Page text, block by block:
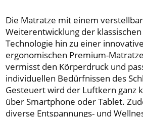
Die Matratze mit einem
Weiterentwicklung der
Technologie hin zu einer
ergonomischen Premium-
vermisst den Körperdruck und
individuellen Bedürfnissen des
Gesteuert wird der Luftkern ganz
über Smartphone oder Tablet.
diverse Entspannungs- und